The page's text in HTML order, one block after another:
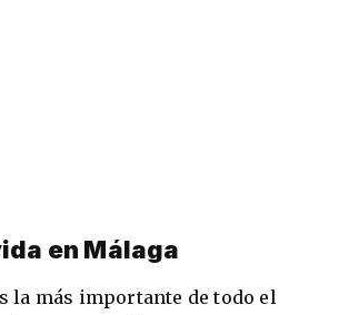
en Málaga
la más importante de todo el